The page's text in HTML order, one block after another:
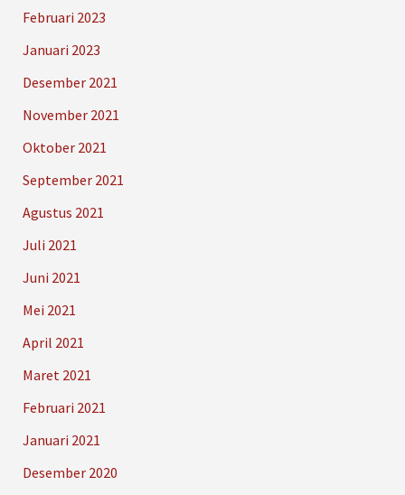
Februari 2023
Januari 2023
Desember 2021
November 2021
Oktober 2021
September 2021
Agustus 2021
Juli 2021
Juni 2021
Mei 2021
April 2021
Maret 2021
Februari 2021
Januari 2021
Desember 2020